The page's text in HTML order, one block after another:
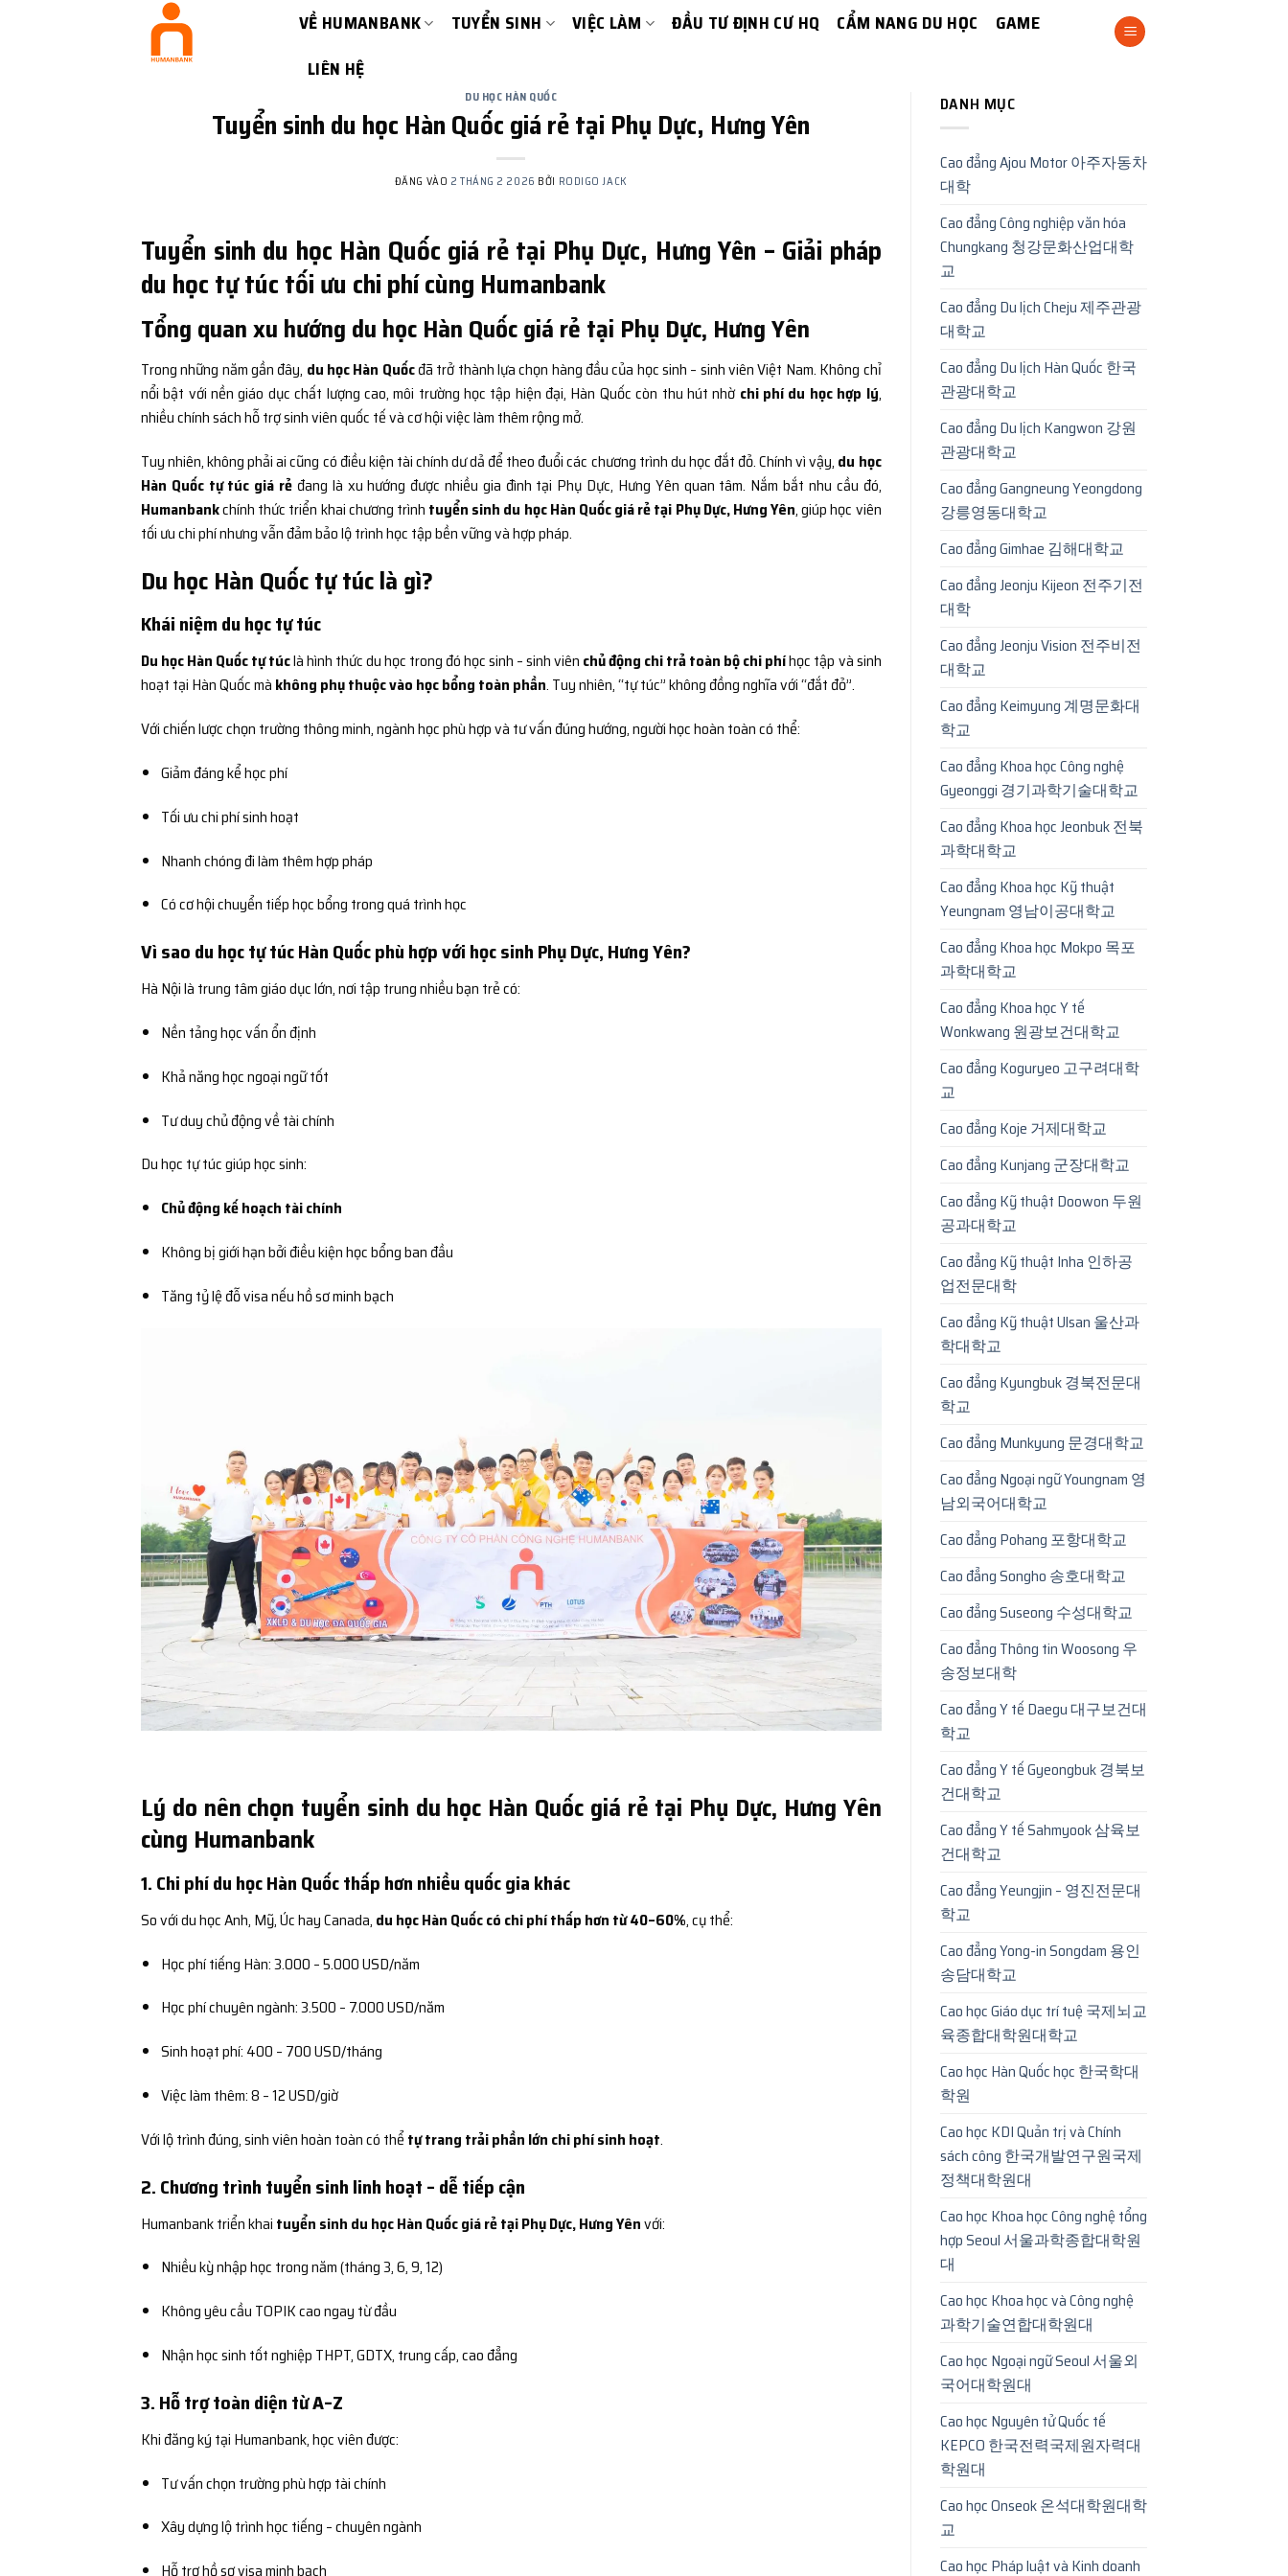
VỀ HUMANBANK TUYỂN SINH VIỆC LÀM ĐẦU TƯ ĐỊNH CƯ HQ CẨM NANG DU HỌC
GAME
LIÊN HỆ
DU HỌC HÀN QUỐC
Tuyển sinh du học Hàn Quốc giá rẻ tại Phụ Dực, Hưng Yên
ĐĂNG VÀO 2 THÁNG 2 2026 BỞI RODIGO JACK
Tuyển sinh du học Hàn Quốc giá rẻ tại Phụ Dực, Hưng Yên – Giải pháp
du học tự túc tối ưu chi phí cùng Humanbank
Tổng quan xu hướng du học Hàn Quốc giá rẻ tại Phụ Dực, Hưng Yên
Trong những năm gần đây, du học Hàn Quốcđã trở thành lựa chọn hàng đầu của học sinh – sinh viên Việt Nam. Không chỉ
nổi bật với nền giáo dục chất lượng cao, môi trường học tập hiện đại, Hàn Quốc còn thu hút nhờ chi phí du học hợp lý,
nhiều chính sách hỗ trợ sinh viên quốc tế và cơ hội việc làm thêm rộng mở.
Tuy nhiên, không phải ai cũng có điều kiện tài chính dư dả để theo đuổi các chương trình du học đắt đỏ. Chính vì vậy, du học
Hàn Quốc tự túc giá rẻ đang là xu hướng được nhiều gia đình tại Phụ Dực, Hưng Yên quan tâm. Nắm bắt nhu cầu đó,
Humanbankchính thức triển khai chương trình tuyển sinh du học Hàn Quốc giá rẻ tại Phụ Dực, Hưng Yên, giúp học viên
tối ưu chi phí nhưng vẫn đảm bảo lộ trình học tập bền vững và hợp pháp.
Du học Hàn Quốc tự túc là gì?
Khái niệm du học tự túc
Du học Hàn Quốc tự túclà hình thức du học trong đó học sinh – sinh viên chủ động chi trả toàn bộ chi phíhọc tập và sinh
hoạt tại Hàn Quốc mà không phụ thuộc vào học bổng toàn phần. Tuy nhiên, “tự túc” không đồng nghĩa với “đắt đỏ”.
Với chiến lược chọn trường thông minh, ngành học phù hợp và tư vấn đúng hướng, người học hoàn toàn có thể:
Giảm đáng kể học phí
Tối ưu chi phí sinh hoạt
Nhanh chóng đi làm thêm hợp pháp
Có cơ hội chuyển tiếp học bổng trong quá trình học
Vì sao du học tự túc Hàn Quốc phù hợp với học sinh Phụ Dực, Hưng Yên?
Hà Nội là trung tâm giáo dục lớn, nơi tập trung nhiều bạn trẻ có:
Nền tảng học vấn ổn định
Khả năng học ngoại ngữ tốt
Tư duy chủ động về tài chính
Du học tự túc giúp học sinh:
Chủ động kế hoạch tài chính
Không bị giới hạn bởi điều kiện học bổng ban đầu
Tăng tỷ lệ đỗ visa nếu hồ sơ minh bạch
Lý do nên chọn tuyển sinh du học Hàn Quốc giá rẻ tại Phụ Dực, Hưng Yên
cùng Humanbank
1. Chi phí du học Hàn Quốc thấp hơn nhiều quốc gia khác
So với du học Anh, Mỹ, Úc hay Canada, du học Hàn Quốc có chi phí thấp hơn từ 40–60%, cụ thể:
Học phí tiếng Hàn: 3.000 – 5.000 USD/năm
Học phí chuyên ngành: 3.500 – 7.000 USD/năm
Sinh hoạt phí: 400 – 700 USD/tháng
Việc làm thêm: 8 – 12 USD/giờ
Với lộ trình đúng, sinh viên hoàn toàn có thể tự trang trải phần lớn chi phí sinh hoạt.
2. Chương trình tuyển sinh linh hoạt – dễ tiếp cận
Humanbank triển khai tuyển sinh du học Hàn Quốc giá rẻ tại Phụ Dực, Hưng Yênvới:
Nhiều kỳ nhập học trong năm (tháng 3, 6, 9, 12)
Không yêu cầu TOPIK cao ngay từ đầu
Nhận học sinh tốt nghiệp THPT, GDTX, trung cấp, cao đẳng
3. Hỗ trợ toàn diện từ A–Z
Khi đăng ký tại Humanbank, học viên được:
Tư vấn chọn trường phù hợp tài chính
Xây dựng lộ trình học tiếng – chuyên ngành
Hỗ trợ hồ sơ visa minh bạch
DANH MỤC
Cao đẳng Ajou Motor 아주자동차
대학
Cao đẳng Công nghiệp văn hóa
Chungkang 청강문화산업대학
교
Cao đẳng Du lịch Cheju 제주관광
대학교
Cao đẳng Du lịch Hàn Quốc 한국
관광대학교
Cao đẳng Du lịch Kangwon 강원
관광대학교
Cao đẳng Gangneung Yeongdong
강릉영동대학교
Cao đẳng Gimhae 김해대학교
Cao đẳng Jeonju Kijeon 전주기전
대학
Cao đẳng Jeonju Vision 전주비전
대학교
Cao đẳng Keimyung 계명문화대
학교
Cao đẳng Khoa học Công nghệ
Gyeonggi 경기과학기술대학교
Cao đẳng Khoa học Jeonbuk 전북
과학대학교
Cao đẳng Khoa học Kỹ thuật
Yeungnam 영남이공대학교
Cao đẳng Khoa học Mokpo 목포
과학대학교
Cao đẳng Khoa học Y tế
Wonkwang 원광보건대학교
Cao đẳng Koguryeo 고구려대학
교
Cao đẳng Koje 거제대학교
Cao đẳng Kunjang 군장대학교
Cao đẳng Kỹ thuật Doowon 두원
공과대학교
Cao đẳng Kỹ thuật Inha 인하공
업전문대학
Cao đẳng Kỹ thuật Ulsan 울산과
학대학교
Cao đẳng Kyungbuk 경북전문대
학교
Cao đẳng Munkyung 문경대학교
Cao đẳng Ngoại ngữ Youngnam 영
남외국어대학교
Cao đẳng Pohang 포항대학교
Cao đẳng Songho 송호대학교
Cao đẳng Suseong 수성대학교
Cao đẳng Thông tin Woosong 우
송정보대학
Cao đẳng Y tế Daegu 대구보건대
학교
Cao đẳng Y tế Gyeongbuk 경북보
건대학교
Cao đẳng Y tế Sahmyook 삼육보
건대학교
Cao đẳng Yeungjin – 영진전문대
학교
Cao đẳng Yong-in Songdam 용인
송담대학교
Cao học Giáo dục trí tuệ 국제뇌교
육종합대학원대학교
Cao học Hàn Quốc học 한국학대
학원
Cao học KDI Quản trị và Chính
sách công 한국개발연구원국제
정책대학원대
Cao học Khoa học Công nghệ tổng
hợp Seoul 서울과학종합대학원
대
Cao học Khoa học và Công nghệ
과학기술연합대학원대
Cao học Ngoại ngữ Seoul 서울외
국어대학원대
Cao học Nguyên tử Quốc tế
KEPCO 한국전력국제원자력대
학원대
Cao học Onseok 온석대학원대학
교
Cao học Pháp luật và Kinh doanh